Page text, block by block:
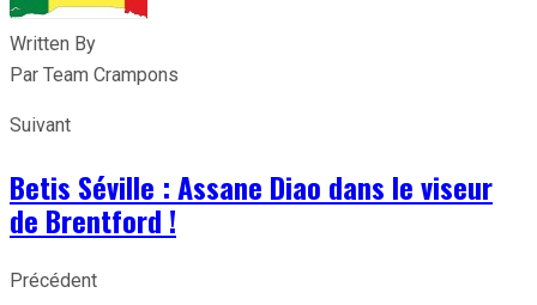
Written By
Par Team Crampons
Suivant
Betis Séville : Assane Diao dans le viseur
de Brentford !
Précédent